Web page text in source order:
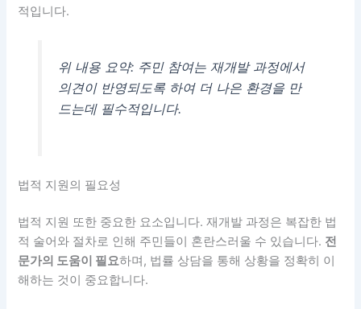
적입니다.
위 내용 요약: 주민 참여는 재개발 과정에서
의견이 반영되도록 하여 더 나은 환경을 만
드는데 필수적입니다.
법적 지원의 필요성
법적 지원 또한 중요한 요소입니다. 재개발 과정은 복잡한 법
적 술어와 절차로 인해 주민들이 혼란스러울 수 있습니다. 전
문가의 도움이 필요하며, 법률 상담을 통해 상황을 정확히 이
해하는 것이 중요합니다.